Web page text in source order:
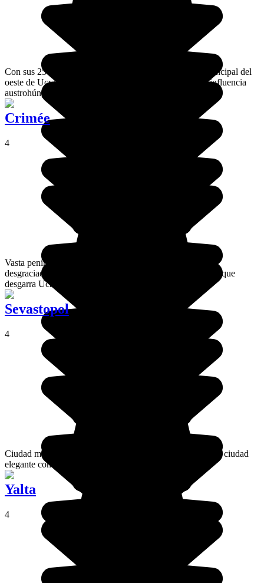
Con sus 250.000 habitantes, Chernivtsi es una ciudad principal del
oeste de Ucrania y tiene un precioso casco histórico de influencia
austrohúngara.
Crimée
4
Vasta península que esconde paisajes paradisíacos,
desgraciadamente Crimea es el testigo directo de la guerra que
desgarra Ucrania.
Sevastopol
4
Ciudad más grande y puerto de Crimea, Sebastopol es una ciudad
elegante con un centro perfectamente clásico.
Yalta
4